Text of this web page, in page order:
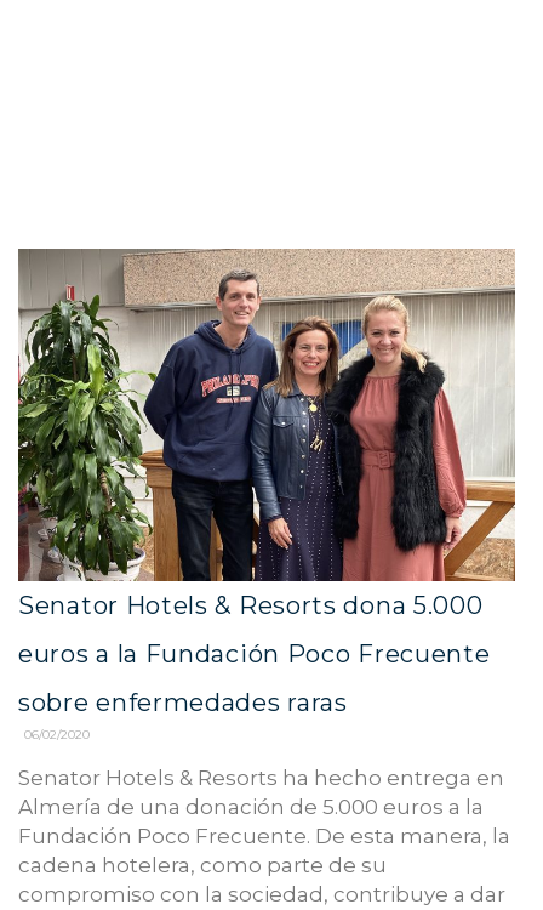
Senator Hotels & Resorts dona 5.000
euros a la Fundación Poco Frecuente
sobre enfermedades raras
06/02/2020
Senator Hotels & Resorts ha hecho entrega en
Almería de una donación de 5.000 euros a la
Fundación Poco Frecuente. De esta manera, la
cadena hotelera, como parte de su
compromiso con la sociedad, contribuye a dar